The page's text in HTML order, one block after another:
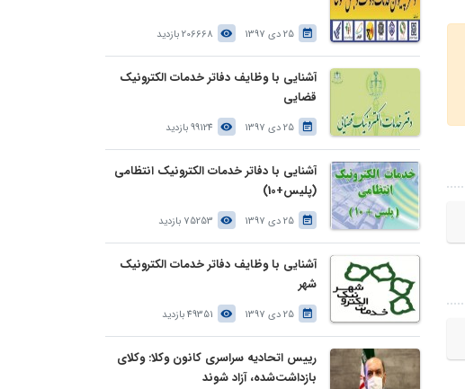
25 دی 1397 206668 بازدید
آشنایی با وظایف دفاتر خدمات الکترونیک
قضایی
25 دی 1397 99124 بازدید
آشنایی با دفاتر خدمات الکترونیک انتظامی
(پلیس+10)
25 دی 1397 75253 بازدید
آشنایی با وظایف دفاتر خدمات الکترونیک
شهر
25 دی 1397 49351 بازدید
رییس اتحادیه سراسری کانون وکلا: وکلای
بازداشت‌شده، آزاد شوند